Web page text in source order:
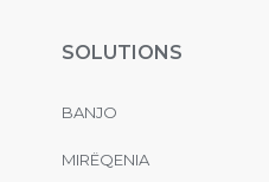
SOLUTIONS
BANJO
MIRËQENIA